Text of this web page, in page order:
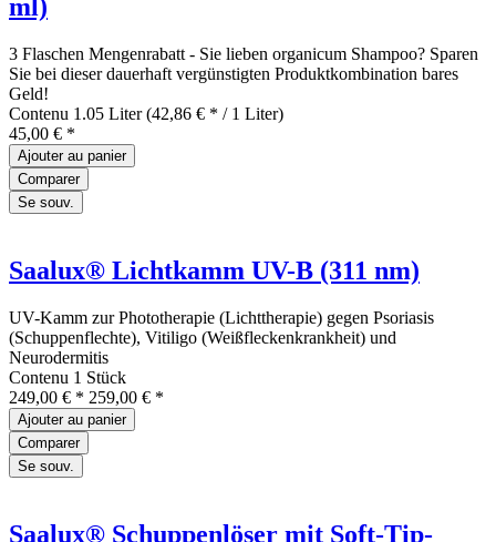
ml)
3 Flaschen Mengenrabatt - Sie lieben organicum Shampoo? Sparen
Sie bei dieser dauerhaft vergünstigten Produktkombination bares
Geld!
Contenu 1.05 Liter(42,86 € * / 1 Liter)
45,00 € *
Ajouter au panier
Comparer
Se souv.
Saalux® Lichtkamm UV-B (311 nm)
UV-Kamm zur Phototherapie (Lichttherapie) gegen Psoriasis
(Schuppenflechte), Vitiligo (Weißfleckenkrankheit) und
Neurodermitis
Contenu 1 Stück
249,00 € * 259,00 € *
Ajouter au panier
Comparer
Se souv.
Saalux® Schuppenlöser mit Soft-Tip-